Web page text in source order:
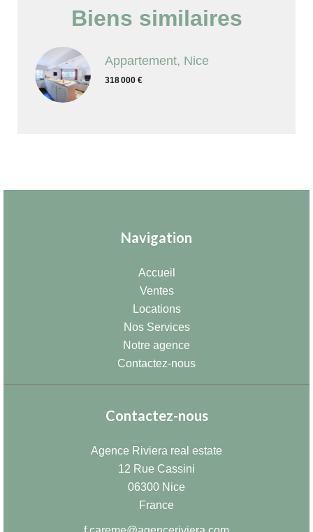
Biens similaires
Appartement, Nice
318 000 €
Navigation
Accueil
Ventes
Locations
Nos Services
Notre agence
Contactez-nous
Contactez-nous
Agence Riviera real estate
12 Rue Cassini
06300 Nice
France